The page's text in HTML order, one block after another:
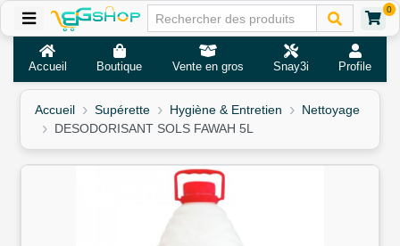
0
Accueil Boutique Vente en gros Snay3i Profile
Accueil Supérette Hygiène & Entretien
Nettoyage
DESODORISANT SOLS FAWAH 5L